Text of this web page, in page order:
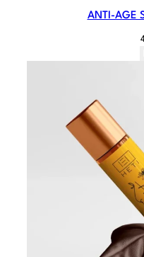
ANTI-AGE